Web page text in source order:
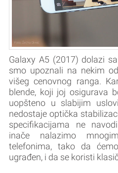
Galaxy A5 (2017) dolazi
smo upoznali na nekim
višeg cenovnog ranga.
blende, koji joj osigurava
uopšteno u slabijim
nedostaje optička
specifikacijama ne
inače nalazimo
telefonima, tako da
ugrađen, i da se koristi